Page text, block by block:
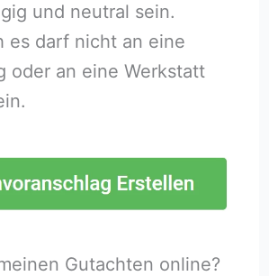
und neutral sein.
es darf nicht an eine
oder an eine Werkstatt
Gutachten online?